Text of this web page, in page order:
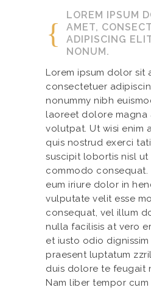
LOREM IPSUM
AMET,
ADIPISCING
NONUM.
Lorem ipsum dolor sit
consectetuer
nonummy nibh
laoreet dolore magna
volutpat. Ut wisi enim
quis nostrud exerci
suscipit lobortis nisl
commodo consequat.
eum iriure dolor in
vulputate velit esse
consequat, vel illum
nulla facilisis at vero
et iusto odio
praesent luptatum
duis dolore te feugait
Nam liber tempor